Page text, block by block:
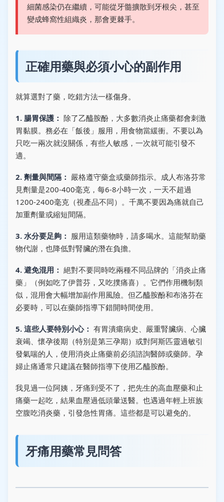
細菌感染仍在繼續，可能從牙髓擴散到牙根尖，甚至
變成蜂窩性組織炎，那會更棘手。
正確用藥與必須小心的副作用
就算選對了藥，吃錯方法一樣傷身。
1. 腸胃保護： 除了乙醯胺酚，大多數消炎止痛藥都會刺激
胃黏膜。務必在「飯後」服用，用食物當緩衝。不要以為
只吃一兩次就沒關係，有些人敏感，一次就可能引發不
適。
2. 劑量與間隔： 嚴格遵守藥盒或藥師指示。成人布洛芬常
見劑量是200-400毫克，每6-8小時一次，一天不超過
1200-2400毫克（視產品不同）。千萬不要因為痛就自己
加重劑量或縮短間隔。
3. 水分要足夠： 服用這類藥物時，請多喝水。這能幫助藥
物代謝，也降低對腎臟的潛在負擔。
4. 避免混用： 絕對不要同時吃兩種不同品牌的「消炎止痛
藥」（例如吃了伊普芬，又吃撲痛喜）。它們作用機制類
似，混用會大幅增加副作用風險。但乙醯胺酚和布洛芬在
必要時，可以在藥師指導下錯開時間使用。
5. 這些人要特別小心： 有胃潰瘍病史、嚴重腎臟病、心臟
衰竭、懷孕後期（特別是第三孕期）或對阿斯匹靈過敏引
發氣喘的人，使用消炎止痛藥前必須諮詢醫師或藥師。孕
婦止痛通常只建議在醫師指導下使用乙醯胺酚。
我見過一位阿姨，牙痛到受不了，把先生的高血壓藥和止
痛藥一起吃，結果血壓過低頭暈送醫。也遇過年輕上班族
空腹吃消炎藥，引發急性胃痛。這些都是可以避免的。
牙痛用藥常見問答